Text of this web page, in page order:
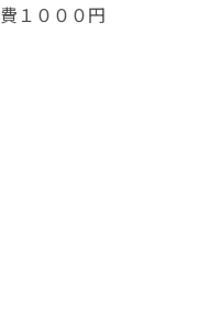
１０００円